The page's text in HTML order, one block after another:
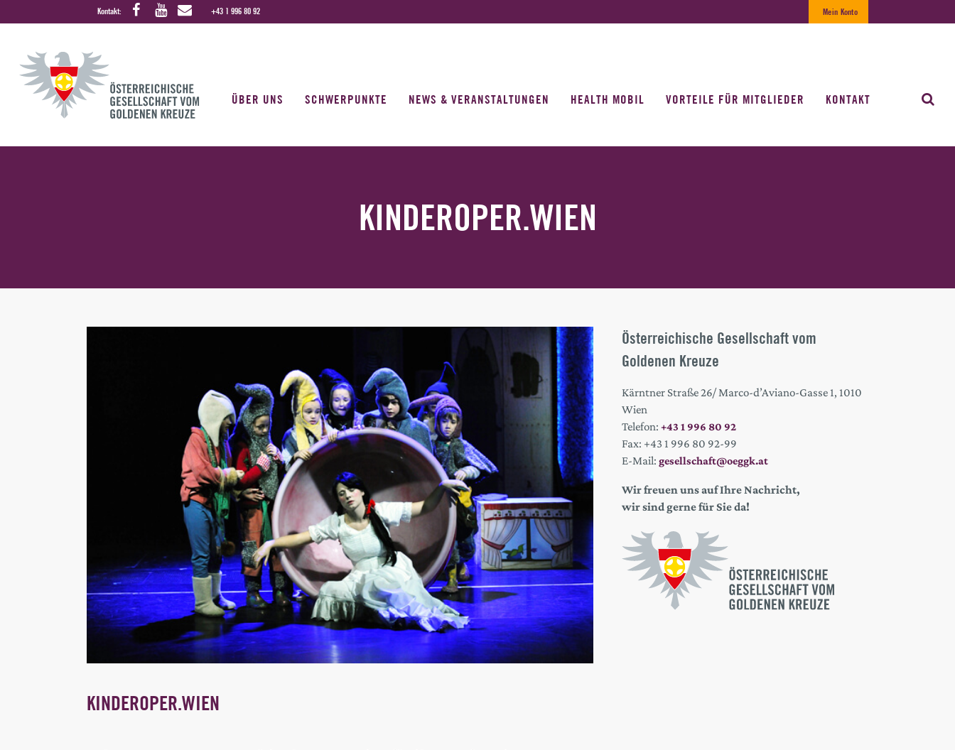
Kontakt: +43 1 996 80 92 Mein Konto
ÜBER UNS SCHWERPUNKTE NEWS & VERANSTALTUNGEN HEALTH MOBIL VORTEILE FÜR MITGLIEDER KONTAKT
KINDEROPER.WIEN
KINDEROPER.WIEN
Österreichische Gesellschaft vom
Goldenen Kreuze
Kärntner Straße 26/ Marco-d’Aviano-Gasse 1, 1010
Wien
Telefon:+43 1 996 80 92
Fax: +43 1 996 80 92-99
E-Mail:gesellschaft@oeggk.at
Wir freuen uns auf Ihre Nachricht,
wir sind gerne für Sie da!